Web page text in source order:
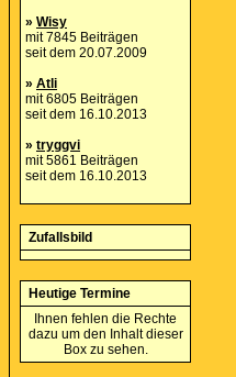
» Wisy
mit 7845 Beiträgen
seit dem 20.07.2009
» Atli
mit 6805 Beiträgen
seit dem 16.10.2013
» tryggvi
mit 5861 Beiträgen
seit dem 16.10.2013
Zufallsbild
Heutige Termine
Ihnen fehlen die Rechte
dazu um den Inhalt dieser
Box zu sehen.